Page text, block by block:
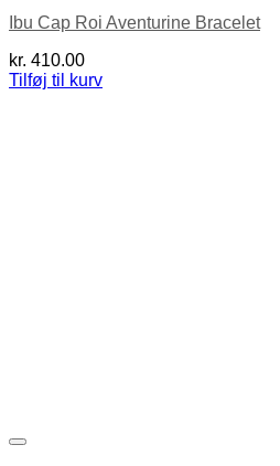
Ibu Cap Roi Aventurine Bracelet
kr. 410.00
Tilføj til kurv